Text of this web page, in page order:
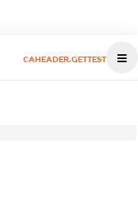
CAHEADER.GETTEST